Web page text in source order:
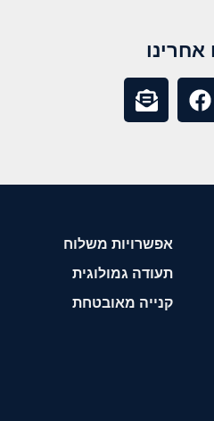
אחרינו
אפשרויות משלוח
תעודה גמולוגית
קנייה מאובטחת